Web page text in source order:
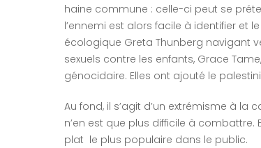
haine commune : celle-ci peut se
l’ennemi est alors facile à identifier et
écologique Greta Thunberg navigant
sexuels contre les enfants, Grace
génocidaire. Elles ont ajouté le
Au fond, il s’agit d’un extrémisme à la
n’en est que plus difficile à combattre.
plat le plus populaire dans le public.